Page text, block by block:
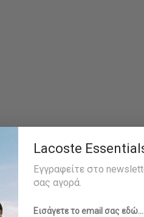
Lacoste
Εγγραφείτε στο
σας αγορά.
Εισάγετε το email σας εδώ...